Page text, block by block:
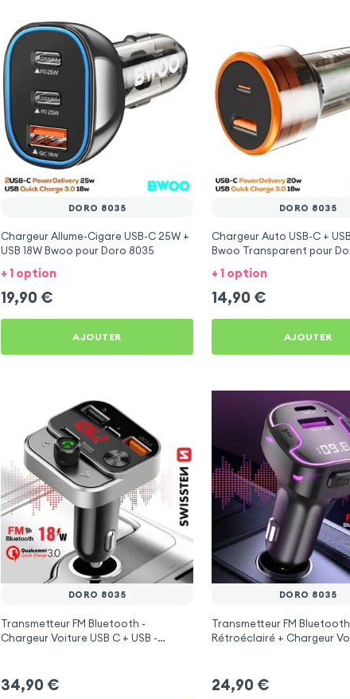
DORO 8035
Chargeur Allume-Cigare USB-C 25W +
USB 18W Bwoo pour Doro 8035
+ 1 option
19,90 €
AJOUTER
DORO 8035
Chargeur Auto USB-C +
Bwoo Transparent pour
+ 1 option
14,90 €
AJOUTER
DORO 8035
Transmetteur FM Bluetooth -
Chargeur Voiture USB C + USB -
34,90 €
DORO 8035
Transmetteur FM Bluetooth
Rétroéclairé + Chargeur
24,90 €